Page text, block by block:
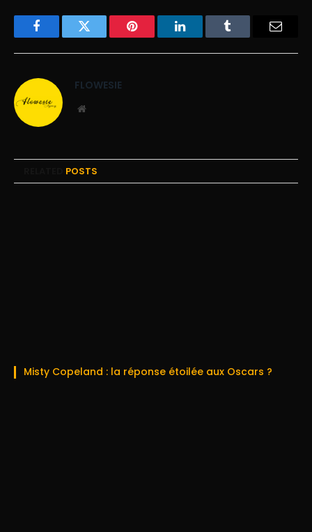
FacebookTwitter Pinterest LinkedInTumblr
FLOWESIE
Website
POSTS
Misty Copeland : la réponse étoilée aux Oscars ?